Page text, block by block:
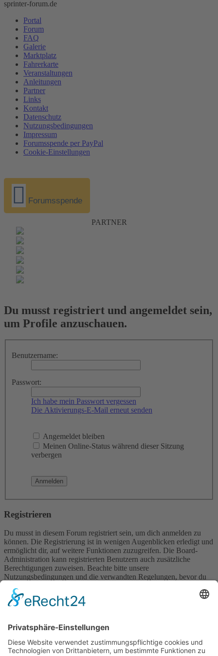
sprinter-forum.de
Portal
Forum
FAQ
Galerie
Marktplatz
Fahrerkarte
Veranstaltungen
Anleitungen
Partner
Links
Kontakt
Datenschutz
Nutzungsbedingungen
Impressum
Forumsspende per PayPal
Cookie-Einstellungen
Forumsspende
PARTNER
Du musst registriert und angemeldet sein,
um Profile anzuschauen.
Benutzername:
Passwort:
Ich habe mein Passwort vergessen
Die Aktivierungs-E-Mail erneut senden
Angemeldet bleiben
Meinen Online-Status während dieser Sitzung
verbergen
Registrieren
Du musst in diesem Forum registriert sein, um dich anmelden zu
können. Die Registrierung ist in wenigen Augenblicken erledigt und
ermöglicht dir, auf weitere Funktionen zuzugreifen. Die Board-
Administration kann registrierten Benutzern auch zusätzliche
Berechtigungen zuweisen. Beachte bitte unsere
Nutzungsbedingungen und die verwandten Regelungen, bevor du
wenn du dich in diesem Board bewegst.